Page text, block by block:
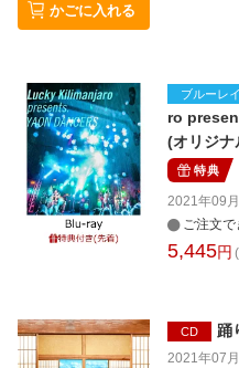
かごに入れる
ブルーレイ
ro
(オリジナ
特典
2021年09
ご注文
5,445円
CD 踊
2021年07